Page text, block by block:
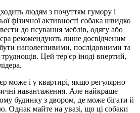
людям з почуттям гумору і
фізичної активності собака швидко
до псування меблів, одягу або
рекомендують лише досвідченим
наполегливими, послідовними та
Цей тер'єр іноді впертий,
може і у квартирі, якщо регулярно
навантаження. Але найкраще
будинку з двором, де може бігати й
Однак майте на увазі, що ці собаки